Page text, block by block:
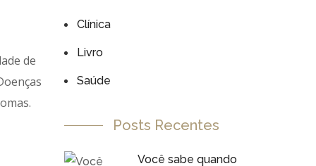
de
Clínica
Livro
Saúde
Posts Recentes
Você sabe quando